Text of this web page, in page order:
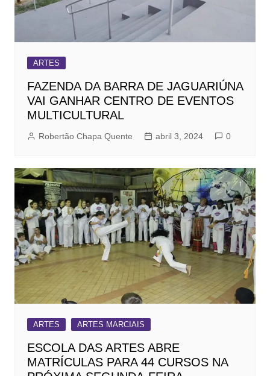
ARTES
FAZENDA DA BARRA DE JAGUARIÚNA
VAI GANHAR CENTRO DE EVENTOS
MULTICULTURAL
Robertão Chapa Quente abril 3, 2024 0
ARTES ARTES MARCIAIS
ESCOLA DAS ARTES ABRE
MATRÍCULAS PARA 44 CURSOS NA